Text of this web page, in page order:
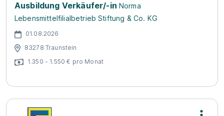
Ausbildung Verkäufer/-in Norma
Lebensmittelfilialbetrieb Stiftung & Co. KG
01.08.2026
83278 Traunstein
1.350 - 1.550 € pro Monat